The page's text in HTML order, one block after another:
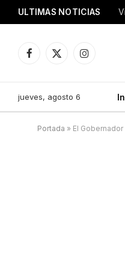
ULTIMAS NOTICIAS
Facebook
X
Instagram
jueves, agosto 6
Portada » El